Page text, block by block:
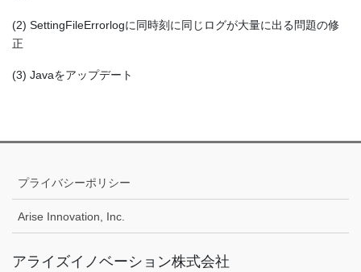
(2) SettingFileErrorlogに同時刻に同じログが大量に出る問題の修
正
(3) Javaをアップデート
プライバシーポリシー
Arise Innovation, Inc.
アライズイノベーション株式会社